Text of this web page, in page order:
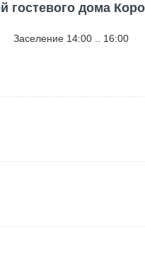
гостевого дома
Заселение 14:00 .. 16:00